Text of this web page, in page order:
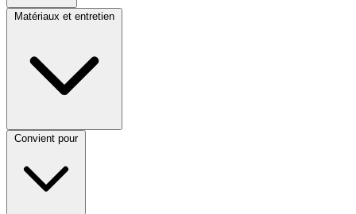
Matériaux et entretien
Convient pour